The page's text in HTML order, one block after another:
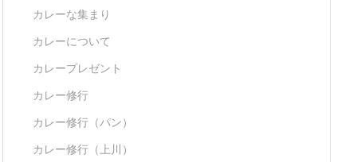
カレーな集まり
カレーについて
カレープレゼント
カレー修行
カレー修行（パン）
カレー修行（上川）